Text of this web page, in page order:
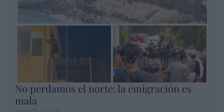
No perdamos el norte: la emigración es
mala